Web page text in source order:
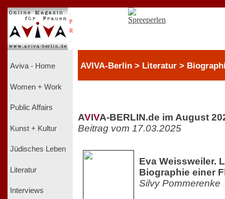
P
R
Aviva - Home
Women + Work
Public Affairs
Kunst + Kultur
Jüdisches Leben
Literatur
Interviews
AVIVA-Berlin > Literatur >
AVIVA-BERLIN.de im August
Beitrag vom 17.03.2025
Eva Weissweiler.
Biographie einer
Silvy Pommerenke